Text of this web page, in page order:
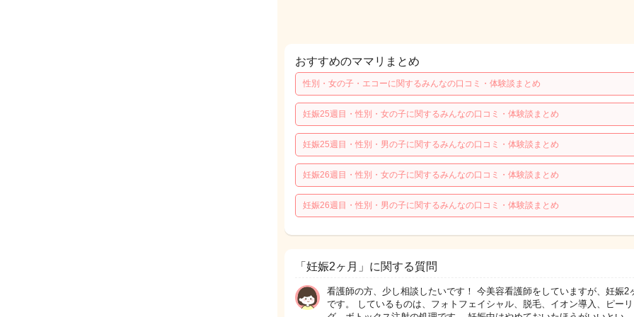
おすすめのママリまとめ
性別・女の子・エコーに関するみんなの口コミ・体験談まとめ
妊娠25週目・性別・女の子に関するみんなの口コミ・体験談まとめ
妊娠25週目・性別・男の子に関するみんなの口コミ・体験談まとめ
妊娠26週目・性別・女の子に関するみんなの口コミ・体験談まとめ
妊娠26週目・性別・男の子に関するみんなの口コミ・体験談まとめ
「妊娠2ヶ月」に関する質問
看護師の方、少し相談したいです！ 今美容看護師をしていますが、妊娠2
です。 しているものは、フォトフェイシャル、脱毛、イオン導入、ピー